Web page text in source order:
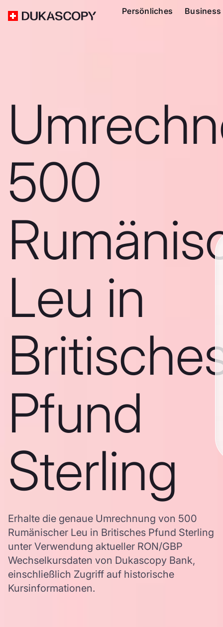
Persönliches Business
500
Leu in
Pfund
Sterling
Erhalte die genaue Umrechnung von 500
Rumänischer Leu in Britisches Pfund Sterling
unter Verwendung aktueller RON/GBP
Wechselkursdaten von Dukascopy Bank,
einschließlich Zugriff auf historische
Kursinformationen.